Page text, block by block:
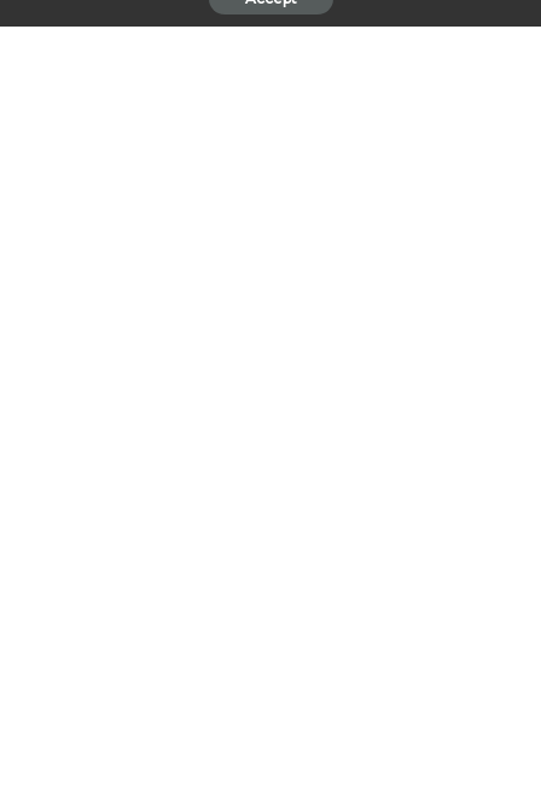
A curva de juros representa as expectativas do mercado sobre o